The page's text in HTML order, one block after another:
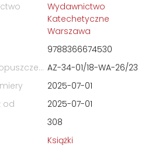
Wydawnictwo
Katechetyczne
Warszawa
9788366674530
Numer dopuszczenia AZ-34-01/18-WA-26/23
2025-07-01
od
2025-07-01
308
Książki